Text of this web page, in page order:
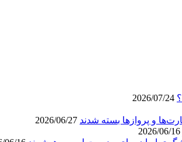
و پروازها بسته شدند